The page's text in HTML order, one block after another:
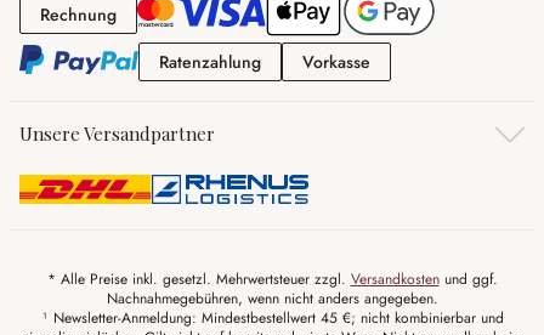
RechnungRechnung
RatenzahlungRatenzahlung
Vorkasse
Unsere Versandpartner
* Alle Preise inkl. gesetzl. Mehrwertsteuer zzgl. Versandkostenund ggf.
Nachnahmegebühren, wenn nicht anders angegeben.
¹ Newsletter-Anmeldung: Mindestbestellwert 45 €; nicht kombinierbar und